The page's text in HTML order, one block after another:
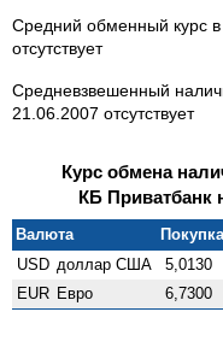
Средний обменный курс
отсутствует
Средневзвешенный
21.06.2007 отсутствует
Курс обмена
КБ Приватбанк
Валюта
USD доллар США 5,0130
EUR Евро 6,7300